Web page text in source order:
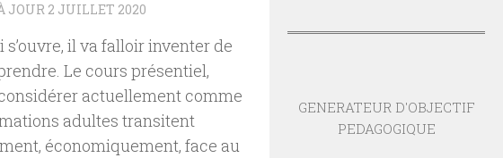
JOUR 2 JUILLET 2020
il va falloir inventer de
Le cours présentiel,
actuellement comme
adultes transitent
économiquement, face au
GENERATEUR D'OBJECTIF
PEDAGOGIQUE